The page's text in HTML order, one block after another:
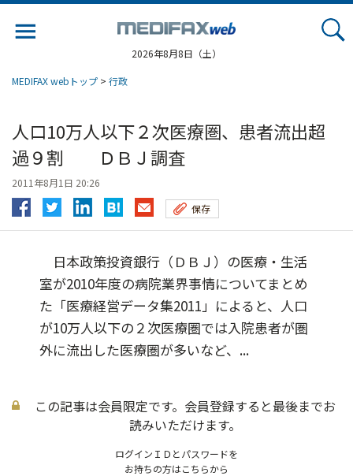
2026年8月8日（土）
MEDIFAX webトップ > 行政
人口10万人以下２次医療圏、患者流出超
過９割 ＤＢＪ調査
2011年8月1日 20:26
保存
日本政策投資銀行（ＤＢＪ）の医療・生活
室が2010年度の病院業界事情についてまとめ
た「医療経営データ集2011」によると、人口
が10万人以下の２次医療圏では入院患者が圏
外に流出した医療圏が多いなど、...
この記事は会員限定です。会員登録すると最後までお
読みいただけます。
ログインＩＤとパスワードを
お持ちの方はこちらから